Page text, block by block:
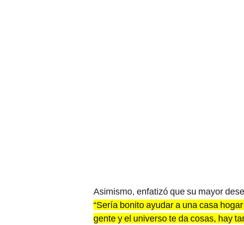
Asimismo, enfatizó que su mayor
“Sería bonito ayudar a una casa
gente y el universo te da cosas, hay